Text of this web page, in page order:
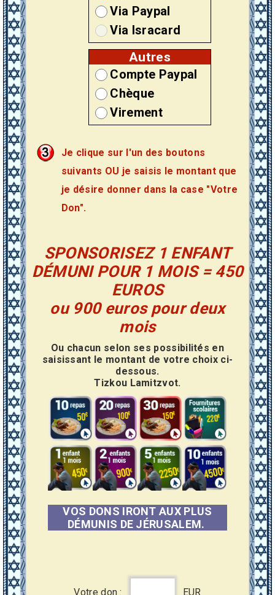
Via Paypal
Via Isracard
Autres
Compte Paypal
Chèque
Virement
Je clique sur l'un des boutons
suivants OU je saisis le montant que
je désire donner dans la case "Votre
Don".
SPONSORISEZ 1 ENFANT
DÉMUNI POUR 1 MOIS = 450
EUROS
ou 900 euros pour deux
mois
Ou chacun selon ses possibilités en
saisissant le montant de votre choix ci-
dessous.
Tizkou Lamitzvot.
VOS DONS IRONT AUX PLUS
DÉMUNIS DE JÉRUSALEM.
Votre don : EUR